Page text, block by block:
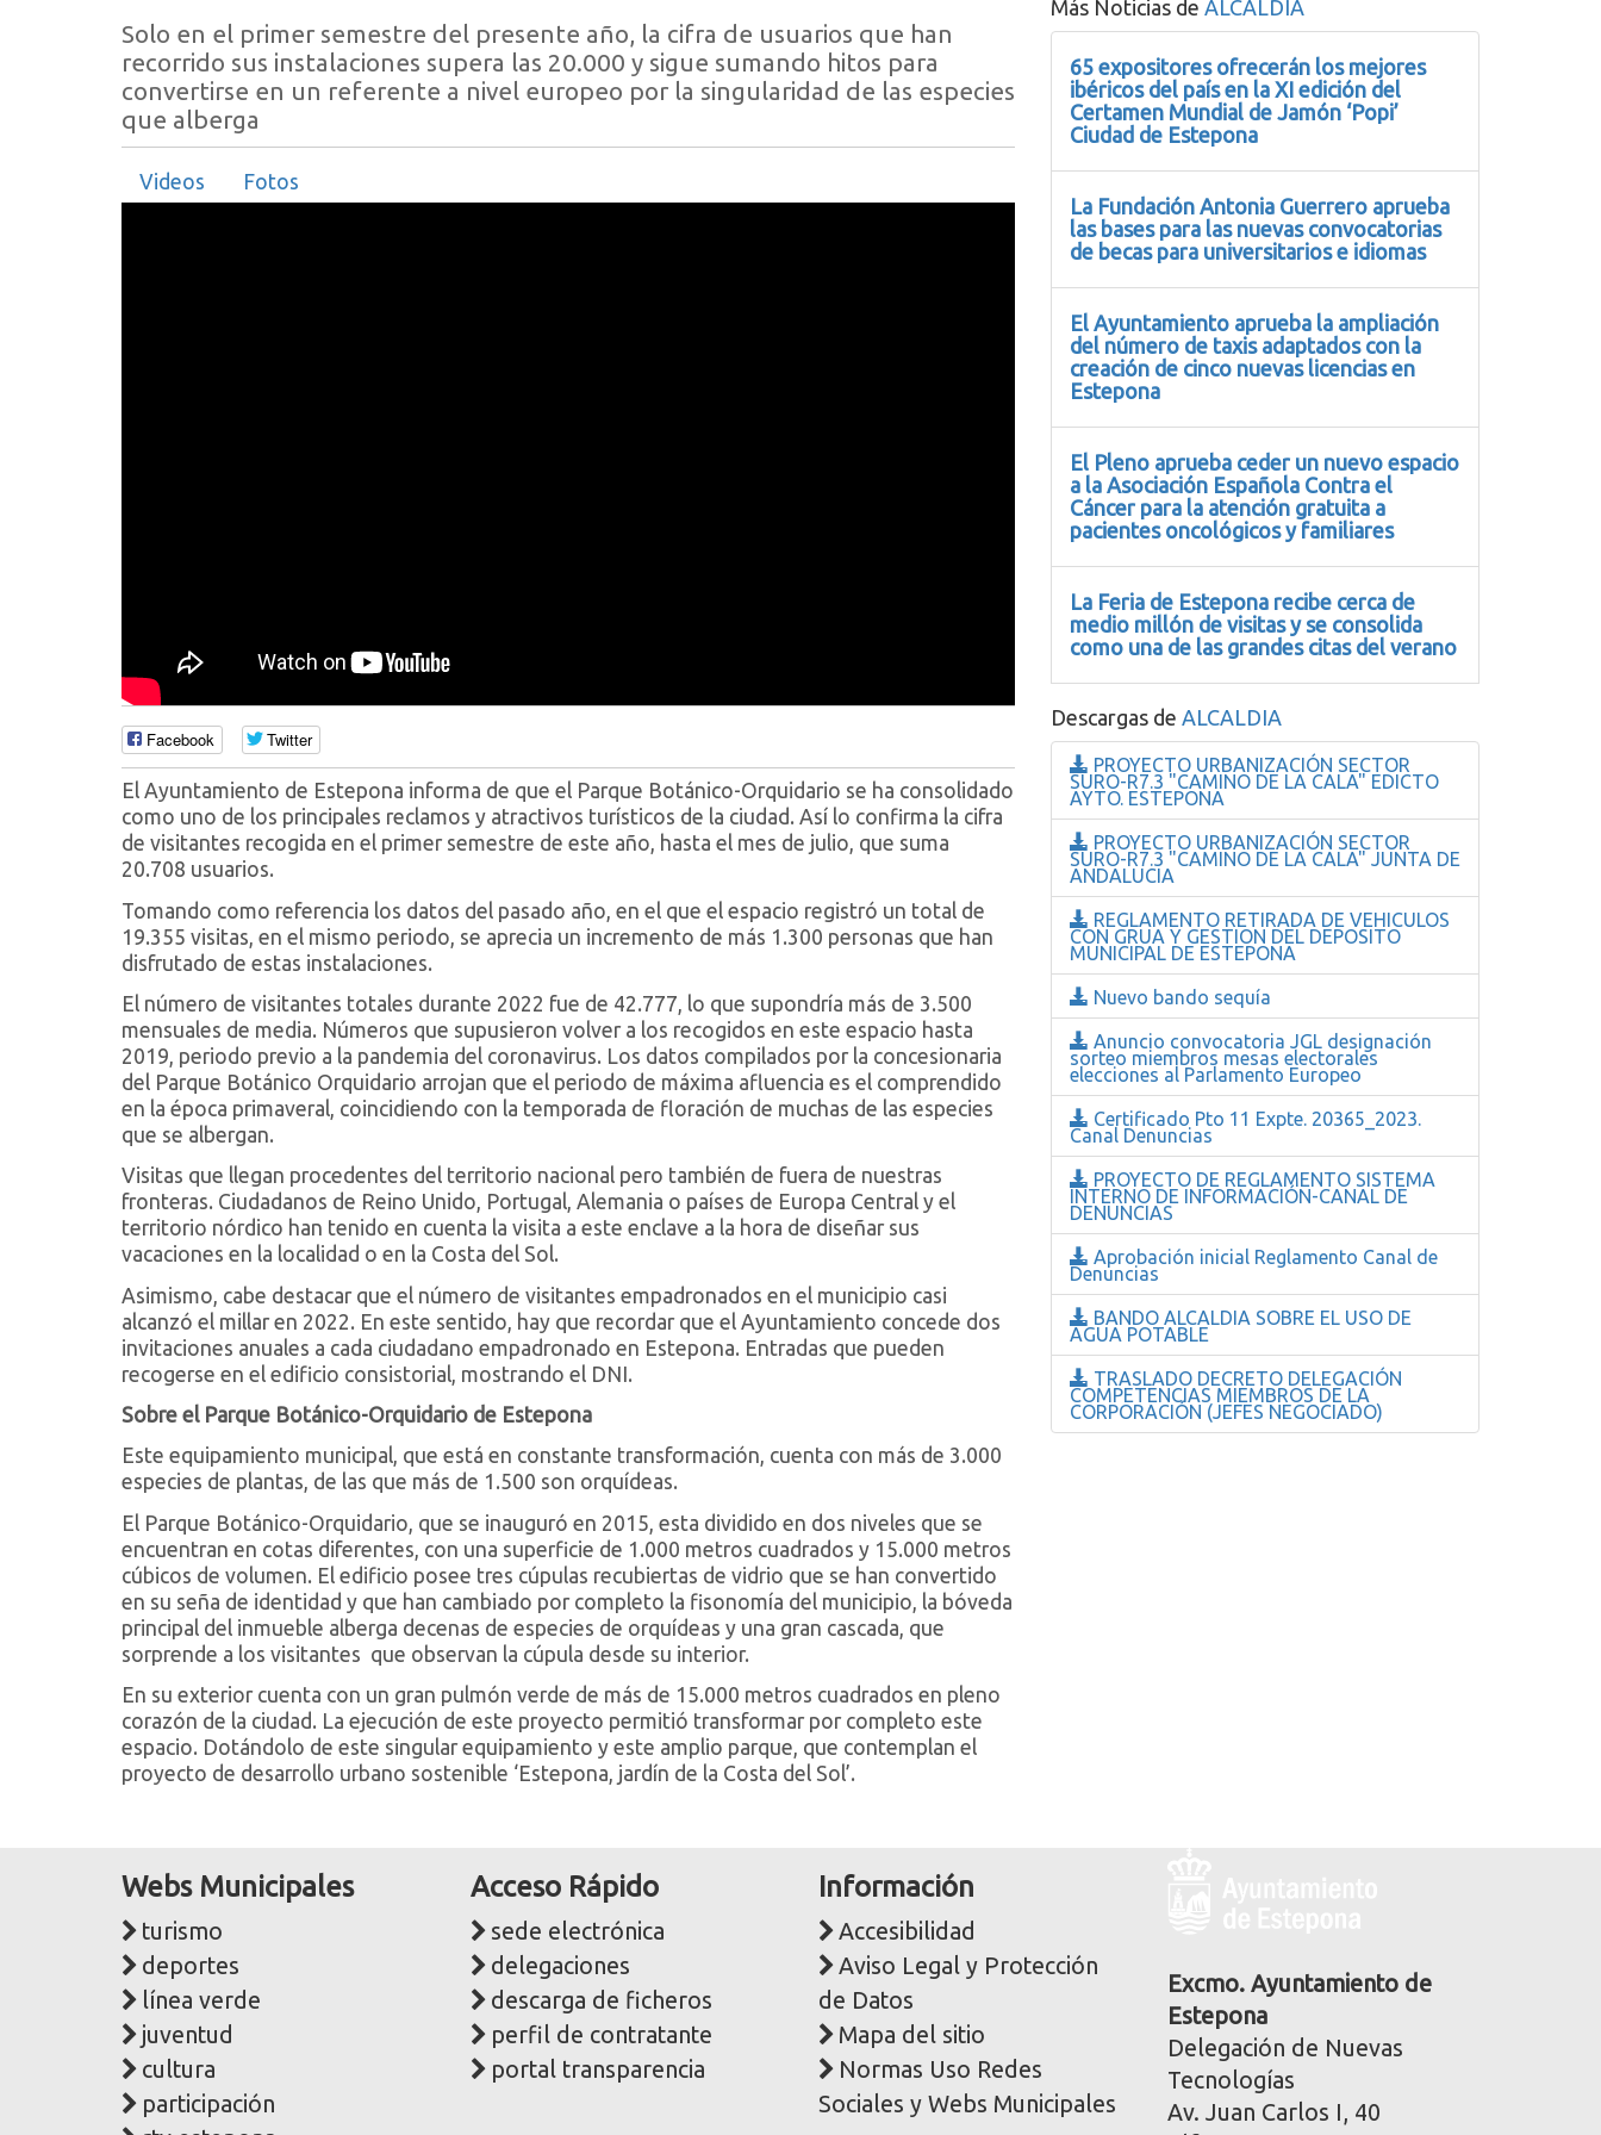
Solo en el primer semestre del presente año, la cifra de usuarios que han
recorrido sus instalaciones supera las 20.000 y sigue sumando hitos para
convertirse en un referente a nivel europeo por la singularidad de las especies
que alberga
Videos Fotos
Facebook Twitter
El Ayuntamiento de Estepona informa de que el Parque Botánico-Orquidario se ha consolidado
como uno de los principales reclamos y atractivos turísticos de la ciudad. Así lo confirma la cifra
de visitantes recogida en el primer semestre de este año, hasta el mes de julio, que suma
20.708 usuarios.
Tomando como referencia los datos del pasado año, en el que el espacio registró un total de
19.355 visitas, en el mismo periodo, se aprecia un incremento de más 1.300 personas que han
disfrutado de estas instalaciones.
El número de visitantes totales durante 2022 fue de 42.777, lo que supondría más de 3.500
mensuales de media. Números que supusieron volver a los recogidos en este espacio hasta
2019, periodo previo a la pandemia del coronavirus. Los datos compilados por la concesionaria
del Parque Botánico Orquidario arrojan que el periodo de máxima afluencia es el comprendido
en la época primaveral, coincidiendo con la temporada de floración de muchas de las especies
que se albergan.
Visitas que llegan procedentes del territorio nacional pero también de fuera de nuestras
fronteras. Ciudadanos de Reino Unido, Portugal, Alemania o países de Europa Central y el
territorio nórdico han tenido en cuenta la visita a este enclave a la hora de diseñar sus
vacaciones en la localidad o en la Costa del Sol.
Asimismo, cabe destacar que el número de visitantes empadronados en el municipio casi
alcanzó el millar en 2022. En este sentido, hay que recordar que el Ayuntamiento concede dos
invitaciones anuales a cada ciudadano empadronado en Estepona. Entradas que pueden
recogerse en el edificio consistorial, mostrando el DNI.
Sobre el Parque Botánico-Orquidario de Estepona
Este equipamiento municipal, que está en constante transformación, cuenta con más de 3.000
especies de plantas, de las que más de 1.500 son orquídeas.
El Parque Botánico-Orquidario, que se inauguró en 2015, esta dividido en dos niveles que se
encuentran en cotas diferentes, con una superficie de 1.000 metros cuadrados y 15.000 metros
cúbicos de volumen. El edificio posee tres cúpulas recubiertas de vidrio que se han convertido
en su seña de identidad y que han cambiado por completo la fisonomía del municipio, la bóveda
principal del inmueble alberga decenas de especies de orquídeas y una gran cascada, que
sorprende a los visitantes que observan la cúpula desde su interior.
En su exterior cuenta con un gran pulmón verde de más de 15.000 metros cuadrados en pleno
corazón de la ciudad. La ejecución de este proyecto permitió transformar por completo este
espacio. Dotándolo de este singular equipamiento y este amplio parque, que contemplan el
proyecto de desarrollo urbano sostenible ‘Estepona, jardín de la Costa del Sol’.
Más Noticias de ALCALDIA
65 expositores ofrecerán los mejores
ibéricos del país en la XI edición del
Certamen Mundial de Jamón ‘Popi’
Ciudad de Estepona
La Fundación Antonia Guerrero aprueba
las bases para las nuevas convocatorias
de becas para universitarios e idiomas
El Ayuntamiento aprueba la ampliación
del número de taxis adaptados con la
creación de cinco nuevas licencias en
Estepona
El Pleno aprueba ceder un nuevo espacio
a la Asociación Española Contra el
Cáncer para la atención gratuita a
pacientes oncológicos y familiares
La Feria de Estepona recibe cerca de
medio millón de visitas y se consolida
como una de las grandes citas del verano
Descargas de ALCALDIA
PROYECTO URBANIZACIÓN SECTOR
SURO-R7.3 "CAMINO DE LA CALA" EDICTO
AYTO. ESTEPONA
PROYECTO URBANIZACIÓN SECTOR
SURO-R7.3 "CAMINO DE LA CALA" JUNTA DE
ANDALUCIA
REGLAMENTO RETIRADA DE VEHICULOS
CON GRUA Y GESTION DEL DEPOSITO
MUNICIPAL DE ESTEPONA
Nuevo bando sequía
Anuncio convocatoria JGL designación
sorteo miembros mesas electorales
elecciones al Parlamento Europeo
Certificado Pto 11 Expte. 20365_2023.
Canal Denuncias
PROYECTO DE REGLAMENTO SISTEMA
INTERNO DE INFORMACIÓN-CANAL DE
DENUNCIAS
Aprobación inicial Reglamento Canal de
Denuncias
BANDO ALCALDIA SOBRE EL USO DE
AGUA POTABLE
TRASLADO DECRETO DELEGACIÓN
COMPETENCIAS MIEMBROS DE LA
CORPORACIÓN (JEFES NEGOCIADO)
Webs Municipales
turismo
deportes
línea verde
juventud
cultura
participación
Acceso Rápido
sede electrónica
delegaciones
descarga de ficheros
perfil de contratante
portal transparencia
Información
Accesibilidad
Aviso Legal y Protección
de Datos
Mapa del sitio
Normas Uso Redes
Sociales y Webs Municipales
corporativa
Excmo. Ayuntamiento de
Estepona
Delegación de Nuevas
Tecnologías
Av. Juan Carlos I, 40